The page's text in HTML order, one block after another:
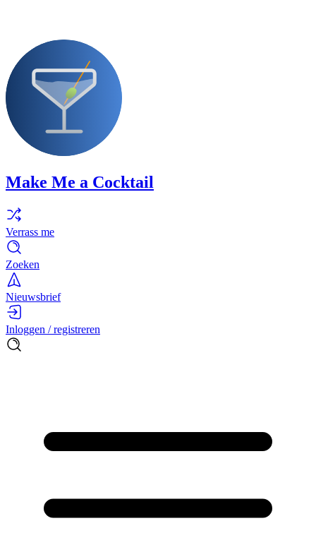
Make Me a Cocktail
Verrass me
Zoeken
Nieuwsbrief
Inloggen / registreren